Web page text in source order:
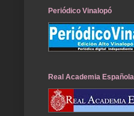
Periódico Vinalopó
Real Academia Española